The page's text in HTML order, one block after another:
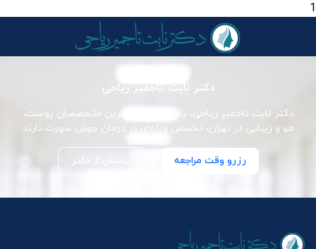
1
دکتر نابت تاجمیر ریاحی
دکتر نابت تاجمیر ریاحی، یکی از برجسته‌ترین متخصصان پوست،
مو و زیبایی در تهران، تخصص ویژه‌ای در درمان جوش صورت دارند
رزرو وقت مراجعه پرسش از دکتر